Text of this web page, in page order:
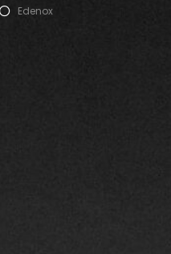
Edenox